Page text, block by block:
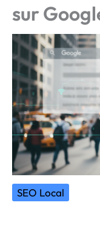
sur
SEO Local